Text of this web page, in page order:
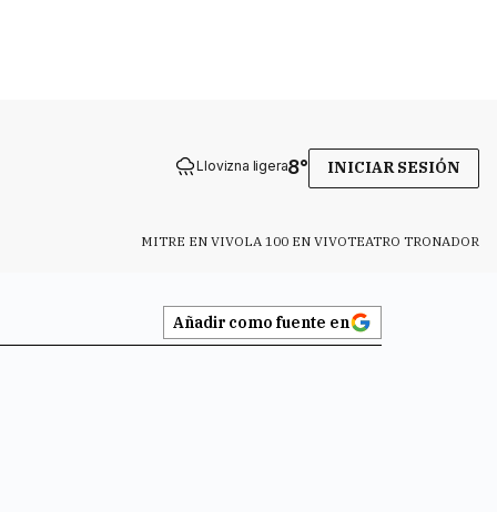
Llovizna ligera8° INICIAR SESIÓN
MITRE EN VIVOLA 100 EN VIVOTEATRO TRONADOR
Añadir como fuente en